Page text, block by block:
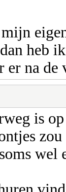
heb
er na
is
wel